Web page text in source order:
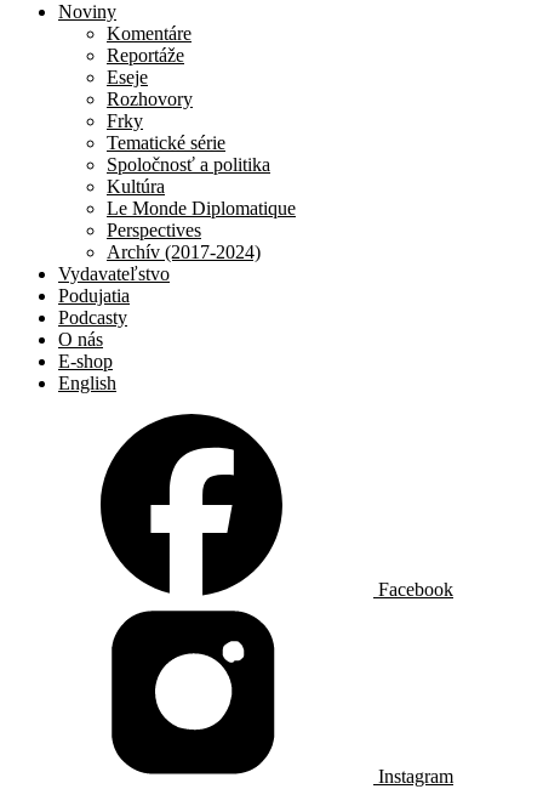
Noviny
Komentáre
Reportáže
Eseje
Rozhovory
Frky
Tematické série
Spoločnosť a politika
Kultúra
Le Monde Diplomatique
Perspectives
Archív (2017-2024)
Vydavateľstvo
Podujatia
Podcasty
O nás
E-shop
English
Facebook
Instagram